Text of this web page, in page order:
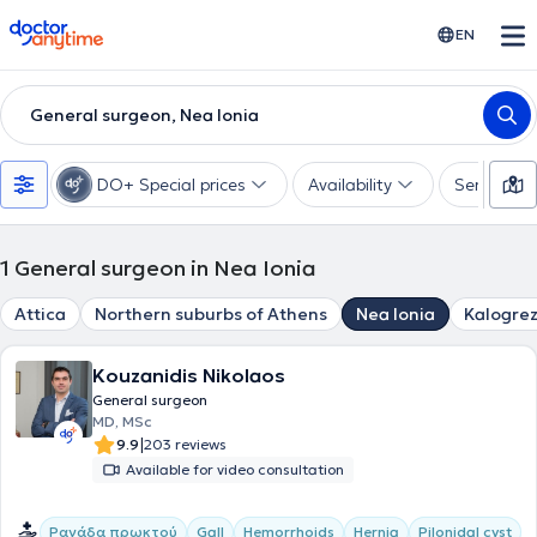
doctoranytime EN
General surgeon, Nea Ionia
DO+ Special prices Availability Services
1 General surgeon in Nea Ionia
Attica Northern suburbs of Athens Nea Ionia
Kouzanidis Nikolaos
General surgeon
MD, MSc
9.9|203 reviews
Available for video consultation
Ραγάδα πρωκτού Gall Hemorrhoids Hernia
Pilonidal cyst